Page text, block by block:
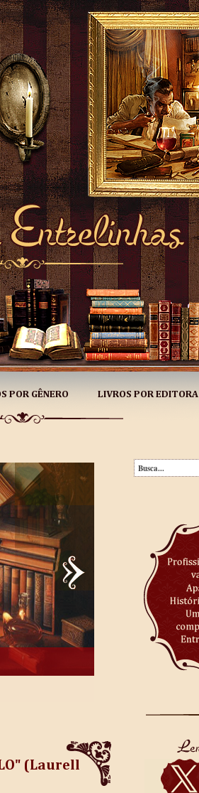
POR GÊNERO LIVROS POR EDITORA
(Laurell